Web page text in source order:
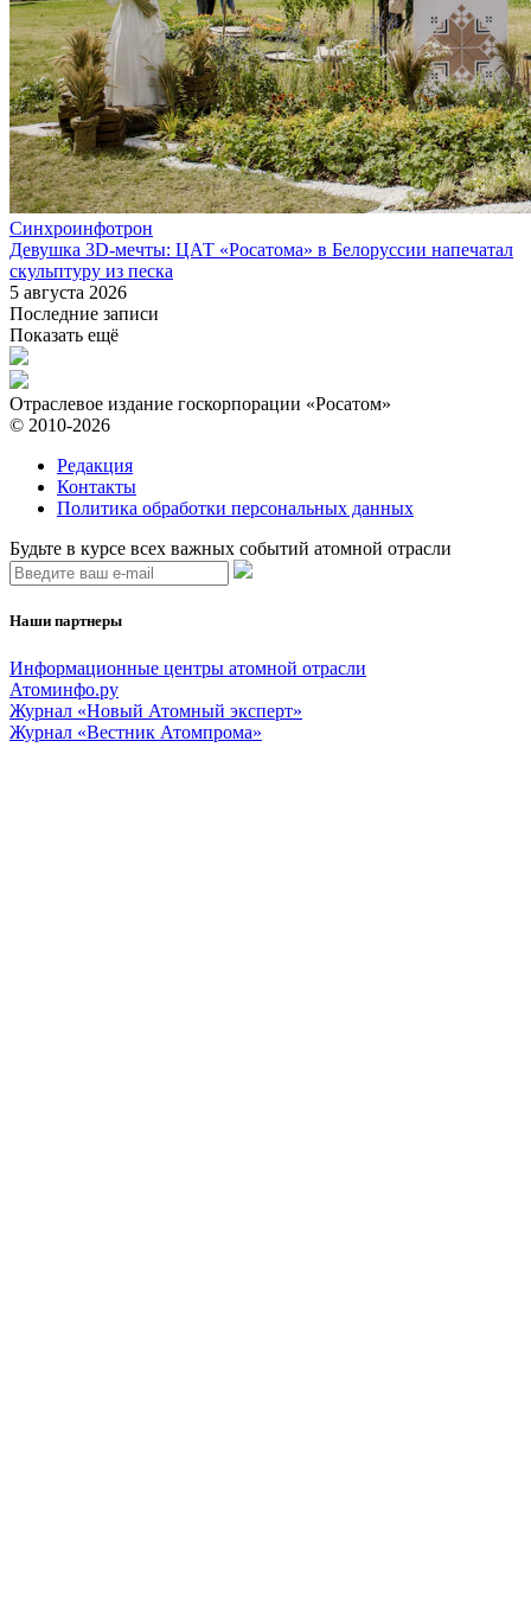
Синхроинфотрон
Девушка 3D-мечты: ЦАТ «Росатома» в Белоруссии напечатал
скульптуру из песка
5 августа 2026
Последние записи
Показать ещё
Отраслевое издание госкорпорации «Росатом»
© 2010-2026
Редакция
Контакты
Политика обработки персональных данных
Будьте в курсе всех важных событий атомной отрасли
Наши партнеры
Информационные центры атомной отрасли
Атоминфо.ру
Журнал «Новый Атомный эксперт»
Журнал «Вестник Атомпрома»